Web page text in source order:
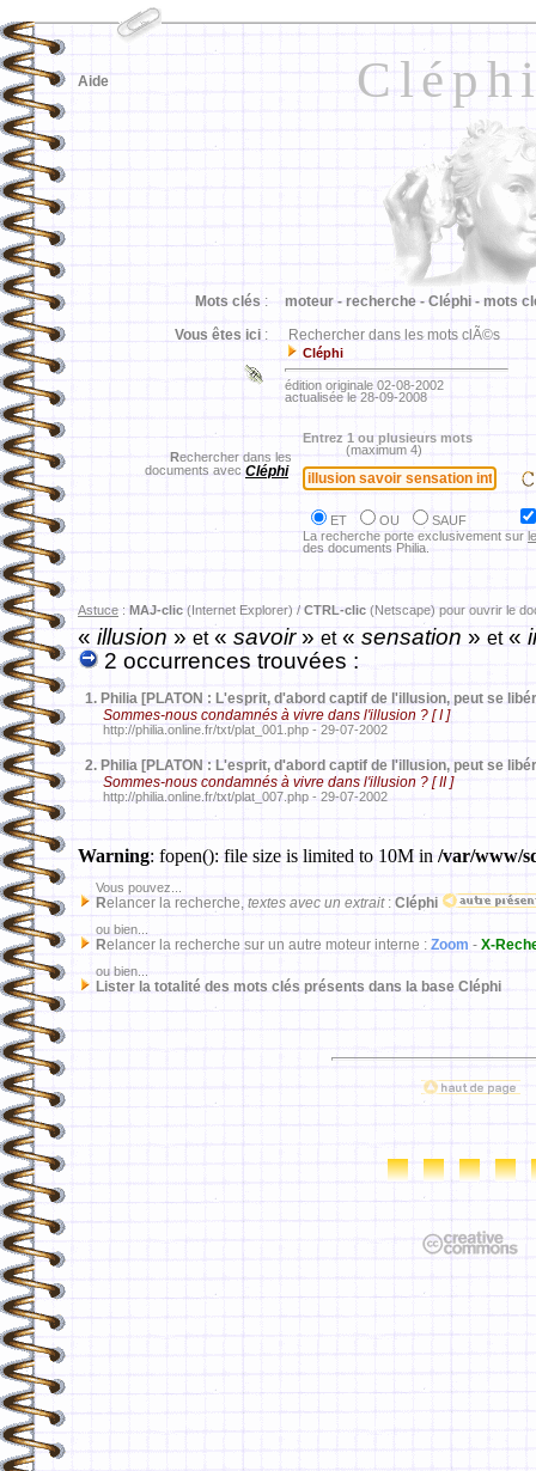
Aide
Mots clés : moteur - recherche - Cléphi - mots
Vous êtes ici : Rechercher dans les mots clÃ©s
Cléphi
édition originale 02-08-2002
actualisée le 28-09-2008
Rechercher dans les
documents avec Cléphi
Entrez 1 ou plusieurs mots
(maximum 4)
ET OU
SAUF
La recherche porte exclusivement sur
des documents Philia.
Astuce : MAJ-clic (Internet Explorer) / CTRL-clic (Netscape) pour ouvrir le
«illusion» et« savoir» et« sensation » et«
2 occurrences trouvées :
1. Philia [PLATON : L'esprit, d'abord captif de l'illusion, peut se
Sommes-nous condamnés à vivre dans l'illusion ? [ I ]
http://philia.online.fr/txt/plat_001.php - 29-07-2002
2. Philia [PLATON : L'esprit, d'abord captif de l'illusion, peut se
Sommes-nous condamnés à vivre dans l'illusion ? [ II ]
http://philia.online.fr/txt/plat_007.php - 29-07-2002
Warning: fopen(): file size is limited to 10M in /var/www/
Vous pouvez...
Relancer la recherche, textes avec un extrait: Cléphi
ou bien...
Relancer la recherche sur un autre moteur interne : Zoom - X-
ou bien...
Lister la totalité des mots clés présents dans la base Cléphi